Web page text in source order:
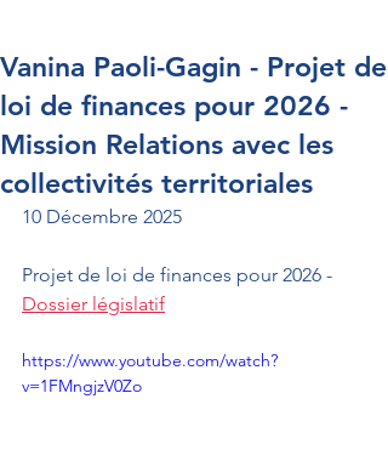
Vanina Paoli-Gagin - Projet de
loi de finances pour 2026 -
Mission Relations avec les
collectivités territoriales
10 Décembre 2025
Projet de loi de finances pour 2026 -
Dossier législatif
https://www.youtube.com/watch?
v=1FMngjzV0Zo